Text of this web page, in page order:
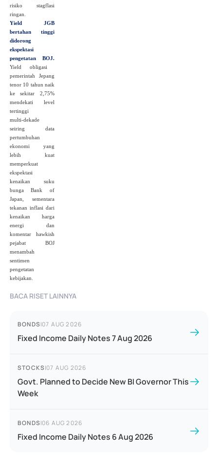
risiko stagflasi
ringan.
Yield JGB
bertahan tinggi
didorong
ekspektasi
pengetatan BOJ.
Yield obligasi
pemerintah Jepang
tenor 10 tahun naik
ke sekitar 2,75%
mendekati level
tertinggi
multi‑dekade
seiring data
pertumbuhan
ekonomi yang
lebih kuat
memperkuat
ekspektasi
kenaikan suku
bunga Bank of
Japan, sementara
tekanan inflasi dari
kenaikan harga
energi dan
komentar hawkish
pejabat BOJ
menambah
sentimen
pengetatan
kebijakan.
BACA RISET LAINNYA
BONDS|07 AUG 2026
Fixed Income Daily Notes 7 Aug 2026
STOCKS|07 AUG 2026
Govt. Planned to Decide New BI Governor This
Week
BONDS|06 AUG 2026
Fixed Income Daily Notes 6 Aug 2026